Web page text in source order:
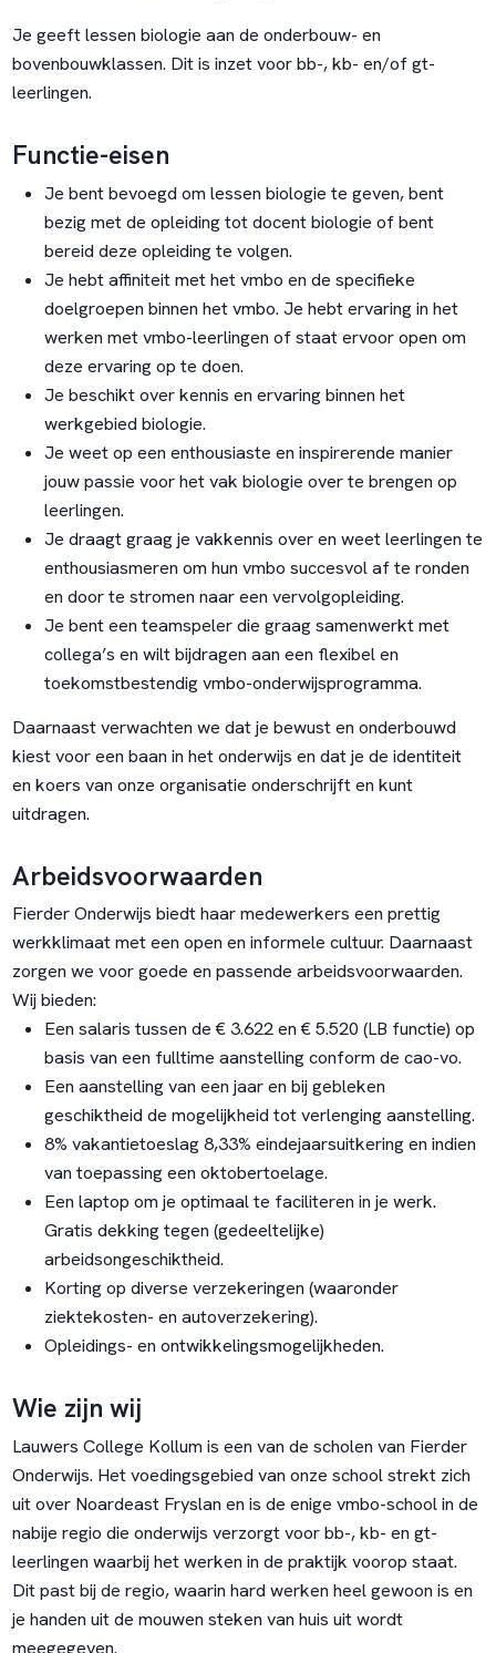
Je geeft lessen biologie aan de onderbouw- en
bovenbouwklassen. Dit is inzet voor bb-, kb- en/of gt-
leerlingen.
Functie-eisen
Je bent bevoegd om lessen biologie te geven, bent
bezig met de opleiding tot docent biologie of bent
bereid deze opleiding te volgen.
Je hebt affiniteit met het vmbo en de specifieke
doelgroepen binnen het vmbo. Je hebt ervaring in het
werken met vmbo-leerlingen of staat ervoor open om
deze ervaring op te doen.
Je beschikt over kennis en ervaring binnen het
werkgebied biologie.
Je weet op een enthousiaste en inspirerende manier
jouw passie voor het vak biologie over te brengen op
leerlingen.
Je draagt graag je vakkennis over en weet leerlingen te
enthousiasmeren om hun vmbo succesvol af te ronden
en door te stromen naar een vervolgopleiding.
Je bent een teamspeler die graag samenwerkt met
collega’s en wilt bijdragen aan een flexibel en
toekomstbestendig vmbo-onderwijsprogramma.
Daarnaast verwachten we dat je bewust en onderbouwd
kiest voor een baan in het onderwijs en dat je de identiteit
en koers van onze organisatie onderschrijft en kunt
uitdragen.
Arbeidsvoorwaarden
Fierder Onderwijs biedt haar medewerkers een prettig
werkklimaat met een open en informele cultuur. Daarnaast
zorgen we voor goede en passende arbeidsvoorwaarden.
Wij bieden:
Een salaris tussen de € 3.622 en € 5.520 (LB functie) op
basis van een fulltime aanstelling conform de cao-vo.
Een aanstelling van een jaar en bij gebleken
geschiktheid de mogelijkheid tot verlenging aanstelling.
8% vakantietoeslag 8,33% eindejaarsuitkering en indien
van toepassing een oktobertoelage.
Een laptop om je optimaal te faciliteren in je werk.
Gratis dekking tegen (gedeeltelijke)
arbeidsongeschiktheid.
Korting op diverse verzekeringen (waaronder
ziektekosten- en autoverzekering).
Opleidings- en ontwikkelingsmogelijkheden.
Wie zijn wij
Lauwers College Kollum is een van de scholen van Fierder
Onderwijs. Het voedingsgebied van onze school strekt zich
uit over Noardeast Fryslan en is de enige vmbo-school in de
nabije regio die onderwijs verzorgt voor bb-, kb- en gt-
leerlingen waarbij het werken in de praktijk voorop staat.
Dit past bij de regio, waarin hard werken heel gewoon is en
je handen uit de mouwen steken van huis uit wordt
meegegeven.